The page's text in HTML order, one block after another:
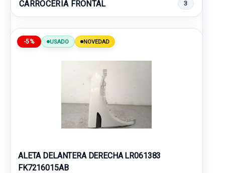
CARROCERIA FRONTAL 3
-5% USADO NOVEDAD
ALETA DELANTERA DERECHA LR061383
FK7216015AB